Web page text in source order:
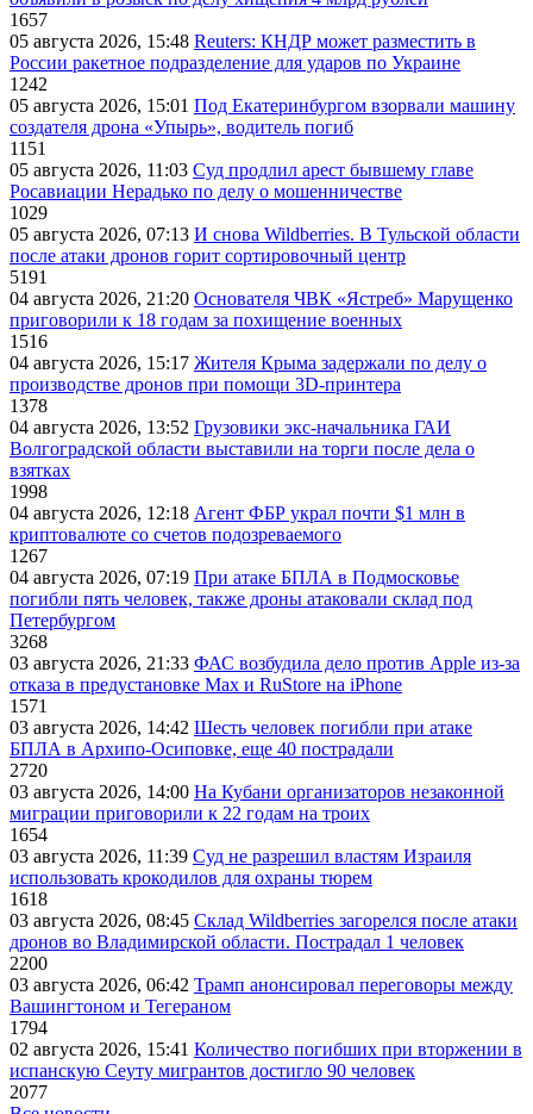
1657
05 августа 2026, 15:48 Reuters: КНДР может разместить в
России ракетное подразделение для ударов по Украине
1242
05 августа 2026, 15:01 Под Екатеринбургом взорвали машину
создателя дрона «Упырь», водитель погиб
1151
05 августа 2026, 11:03 Суд продлил арест бывшему главе
Росавиации Нерадько по делу о мошенничестве
1029
05 августа 2026, 07:13 И снова Wildberries. В Тульской области
после атаки дронов горит сортировочный центр
5191
04 августа 2026, 21:20 Основателя ЧВК «Ястреб» Марущенко
приговорили к 18 годам за похищение военных
1516
04 августа 2026, 15:17 Жителя Крыма задержали по делу о
производстве дронов при помощи 3D‑принтера
1378
04 августа 2026, 13:52 Грузовики экс-начальника ГАИ
Волгоградской области выставили на торги после дела о
взятках
1998
04 августа 2026, 12:18 Агент ФБР украл почти $1 млн в
криптовалюте со счетов подозреваемого
1267
04 августа 2026, 07:19 При атаке БПЛА в Подмосковье
погибли пять человек, также дроны атаковали склад под
Петербургом
3268
03 августа 2026, 21:33 ФАС возбудила дело против Apple из-за
отказа в предустановке Max и RuStore на iPhone
1571
03 августа 2026, 14:42 Шесть человек погибли при атаке
БПЛА в Архипо-Осиповке, еще 40 пострадали
2720
03 августа 2026, 14:00 На Кубани организаторов незаконной
миграции приговорили к 22 годам на троих
1654
03 августа 2026, 11:39 Суд не разрешил властям Израиля
использовать крокодилов для охраны тюрем
1618
03 августа 2026, 08:45 Склад Wildberries загорелся после атаки
дронов во Владимирской области. Пострадал 1 человек
2200
03 августа 2026, 06:42 Трамп анонсировал переговоры между
Вашингтоном и Тегераном
1794
02 августа 2026, 15:41 Количество погибших при вторжении в
испанскую Сеуту мигрантов достигло 90 человек
2077